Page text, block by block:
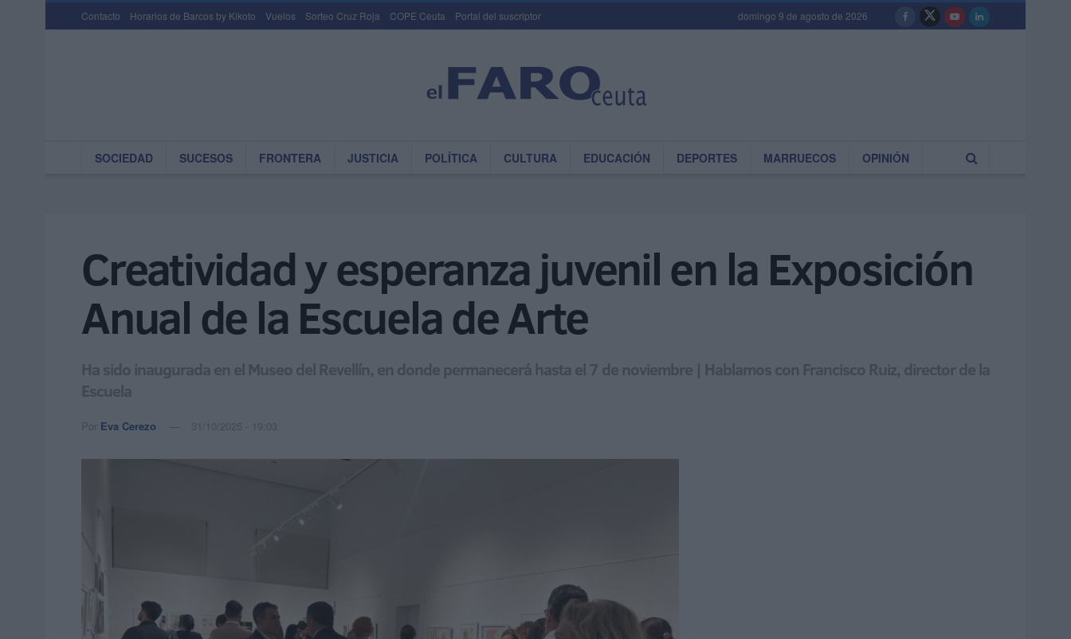
Contacto Horarios de Barcos by Kikoto Vuelos Sorteo Cruz Roja COPE Ceuta Portal del suscriptor domingo 9 de agosto de 2026
SOCIEDAD SUCESOS FRONTERA JUSTICIA POLÍTICA CULTURA EDUCACIÓN DEPORTES MARRUECOS OPINIÓN
Creatividad y esperanza juvenil en la Exposición
Anual de la Escuela de Arte
Ha sido inaugurada en el Museo del Revellín, en donde permanecerá hasta el 7 de noviembre | Hablamos con Francisco Ruiz, director de la
Escuela
Por Eva Cerezo 31/10/2025 - 19:03